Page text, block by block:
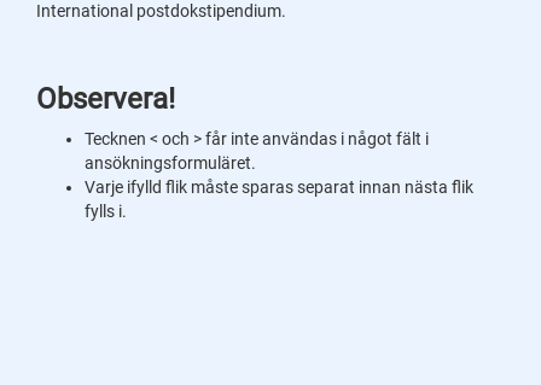
International postdokstipendium.
Observera!
Tecknen < och > får inte användas i något fält i
ansökningsformuläret.
Varje ifylld flik måste sparas separat innan nästa flik
fylls i.